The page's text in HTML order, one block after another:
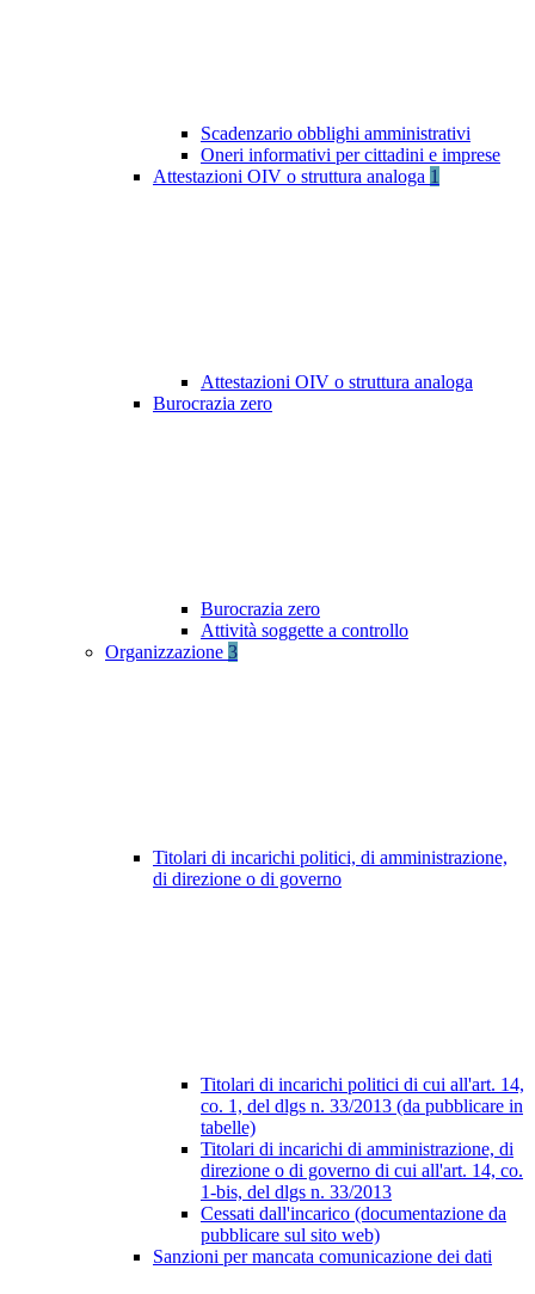
Scadenzario obblighi amministrativi
Oneri informativi per cittadini e imprese
Attestazioni OIV o struttura analoga 1
Attestazioni OIV o struttura analoga
Burocrazia zero
Burocrazia zero
Attività soggette a controllo
Organizzazione 3
Titolari di incarichi politici, di amministrazione,
di direzione o di governo
Titolari di incarichi politici di cui all'art. 14,
co. 1, del dlgs n. 33/2013 (da pubblicare in
tabelle)
Titolari di incarichi di amministrazione, di
direzione o di governo di cui all'art. 14, co.
1-bis, del dlgs n. 33/2013
Cessati dall'incarico (documentazione da
pubblicare sul sito web)
Sanzioni per mancata comunicazione dei dati